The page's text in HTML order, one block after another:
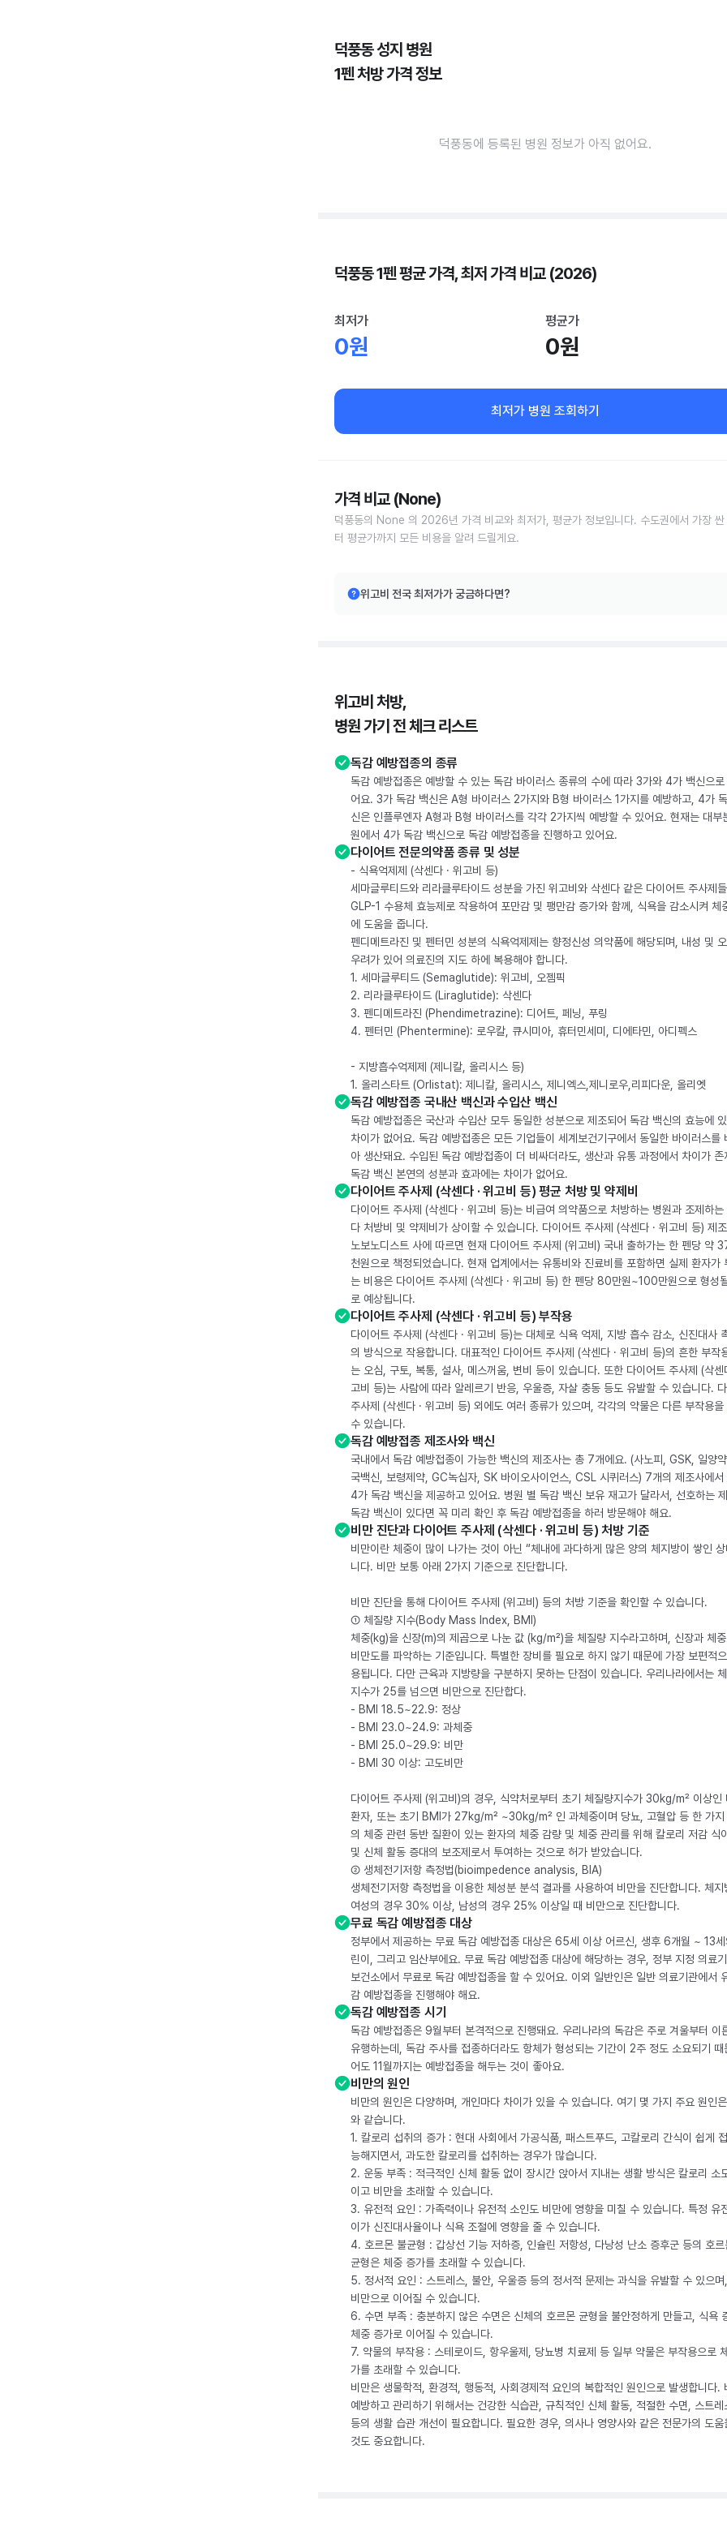
덕풍동 성지 병원
1펜 처방 가격 정보
덕풍동에 등록된 병원 정보가 아직 없어요.
덕풍동 1펜 평균 가격, 최저 가격 비교 (2026)
최저가
0원
평균가
0원
최저가 병원 조회하기
가격 비교 (None)
덕풍동의 None 의 2026년 가격 비교와 최저가, 평균가 정보입니다. 수도권에서 가장 싼
터 평균가까지 모든 비용을 알려 드릴게요.
위고비 전국 최저가가 궁금하다면?
위고비 처방,
병원 가기 전 체크 리스트
독감 예방접종의 종류
독감 예방접종은 예방할 수 있는 독감 바이러스 종류의 수에 따라 3가와 4가 백신으로
어요. 3가 독감 백신은 A형 바이러스 2가지와 B형 바이러스 1가지를 예방하고, 4가
신은 인플루엔자 A형과 B형 바이러스를 각각 2가지씩 예방할 수 있어요. 현재는 대부
원에서 4가 독감 백신으로 독감 예방접종을 진행하고 있어요.
다이어트 전문의약품 종류 및 성분
- 식욕억제제 (삭센다 · 위고비 등)
세마글루티드와 리라클루타이드 성분을 가진 위고비와 삭센다 같은 다이어트 주사제
GLP-1 수용체 효능제로 작용하여 포만감 및 팽만감 증가와 함께, 식욕을 감소시켜 체
에 도움을 줍니다.
펜디메트라진 및 펜터민 성분의 식욕억제제는 향정신성 의약품에 해당되며, 내성 및
우려가 있어 의료진의 지도 하에 복용해야 합니다.
1. 세마글루티드 (Semaglutide): 위고비, 오젬픽
2. 리라클루타이드 (Liraglutide): 삭센다
3. 펜디메트라진 (Phendimetrazine): 디어트, 페닝, 푸링
4. 펜터민 (Phentermine): 로우칼, 큐시미아, 휴터민세미, 디에타민, 아디펙스
- 지방흡수억제제 (제니칼, 올리시스 등)
1. 올리스타트 (Orlistat): 제니칼, 올리시스, 제니엑스,제니로우,리피다운, 올리엣
독감 예방접종 국내산 백신과 수입산 백신
독감 예방접종은 국산과 수입산 모두 동일한 성분으로 제조되어 독감 백신의 효능에
차이가 없어요. 독감 예방접종은 모든 기업들이 세계보건기구에서 동일한 바이러스를
아 생산돼요. 수입된 독감 예방접종이 더 비싸더라도, 생산과 유통 과정에서 차이가 존
독감 백신 본연의 성분과 효과에는 차이가 없어요.
다이어트 주사제 (삭센다 · 위고비 등) 평균 처방 및 약제비
다이어트 주사제 (삭센다 · 위고비 등)는 비급여 의약품으로 처방하는 병원과 조제하는
다 처방비 및 약제비가 상이할 수 있습니다. 다이어트 주사제 (삭센다 · 위고비 등) 제
노보노디스트 사에 따르면 현재 다이어트 주사제 (위고비) 국내 출하가는 한 펜당 약
천원으로 책정되었습니다. 현재 업계에서는 유통비와 진료비를 포함하면 실제 환자가
는 비용은 다이어트 주사제 (삭센다 · 위고비 등) 한 펜당 80만원~100만원으로 형성
로 예상됩니다.
다이어트 주사제 (삭센다 · 위고비 등) 부작용
다이어트 주사제 (삭센다 · 위고비 등)는 대체로 식욕 억제, 지방 흡수 감소, 신진대사
의 방식으로 작용합니다. 대표적인 다이어트 주사제 (삭센다 · 위고비 등)의 흔한 부작
는 오심, 구토, 복통, 설사, 메스꺼움, 변비 등이 있습니다. 또한 다이어트 주사제 (삭센
고비 등)는 사람에 따라 알레르기 반응, 우울증, 자살 충동 등도 유발할 수 있습니다.
주사제 (삭센다 · 위고비 등) 외에도 여러 종류가 있으며, 각각의 약물은 다른 부작용을
수 있습니다.
독감 예방접종 제조사와 백신
국내에서 독감 예방접종이 가능한 백신의 제조사는 총 7개에요. (사노피, GSK, 일양
국백신, 보령제약, GC녹십자, SK 바이오사이언스, CSL 시퀴러스) 7개의 제조사에서
4가 독감 백신을 제공하고 있어요. 병원 별 독감 백신 보유 재고가 달라서, 선호하는
독감 백신이 있다면 꼭 미리 확인 후 독감 예방접종을 하러 방문해야 해요.
비만 진단과 다이어트 주사제 (삭센다 · 위고비 등) 처방 기준
비만이란 체중이 많이 나가는 것이 아닌 “체내에 과다하게 많은 양의 체지방이 쌓인
니다. 비만 보통 아래 2가지 기준으로 진단합니다.
비만 진단을 통해 다이어트 주사제 (위고비) 등의 처방 기준을 확인할 수 있습니다.
① 체질량 지수(Body Mass Index, BMI)
체중(kg)을 신장(m)의 제곱으로 나눈 값 (kg/m²)을 체질량 지수라고하며, 신장과 체
비만도를 파악하는 기준입니다. 특별한 장비를 필요로 하지 않기 때문에 가장 보편적
용됩니다. 다만 근육과 지방량을 구분하지 못하는 단점이 있습니다. 우리나라에서는
지수가 25를 넘으면 비만으로 진단합다.
- BMI 18.5~22.9: 정상
- BMI 23.0~24.9: 과체중
- BMI 25.0~29.9: 비만
- BMI 30 이상: 고도비만
다이어트 주사제 (위고비)의 경우, 식약처로부터 초기 체질량지수가 30kg/m² 이상인
환자, 또는 초기 BMI가 27kg/m² ~30kg/m² 인 과체중이며 당뇨, 고혈압 등 한 가지
의 체중 관련 동반 질환이 있는 환자의 체중 감량 및 체중 관리를 위해 칼로리 저감 식
및 신체 활동 증대의 보조제로서 투여하는 것으로 허가 받았습니다.
② 생체전기저항 측정법(bioimpedence analysis, BIA)
생체전기저항 측정법을 이용한 체성분 분석 결과를 사용하여 비만을 진단합니다. 체지
여성의 경우 30% 이상, 남성의 경우 25% 이상일 때 비만으로 진단합니다.
무료 독감 예방접종 대상
정부에서 제공하는 무료 독감 예방접종 대상은 65세 이상 어르신, 생후 6개월 ~ 13
린이, 그리고 임산부에요. 무료 독감 예방접종 대상에 해당하는 경우, 정부 지정 의료
보건소에서 무료로 독감 예방접종을 할 수 있어요. 이외 일반인은 일반 의료기관에서
감 예방접종을 진행해야 해요.
독감 예방접종 시기
독감 예방접종은 9월부터 본격적으로 진행돼요. 우리나라의 독감은 주로 겨울부터 이
유행하는데, 독감 주사를 접종하더라도 항체가 형성되는 기간이 2주 정도 소요되기 때
어도 11월까지는 예방접종을 해두는 것이 좋아요.
비만의 원인
비만의 원인은 다양하며, 개인마다 차이가 있을 수 있습니다. 여기 몇 가지 주요 원인
와 같습니다.
1. 칼로리 섭취의 증가 : 현대 사회에서 가공식품, 패스트푸드, 고칼로리 간식이 쉽게
능해지면서, 과도한 칼로리를 섭취하는 경우가 많습니다.
2. 운동 부족 : 적극적인 신체 활동 없이 장시간 앉아서 지내는 생활 방식은 칼로리 소
이고 비만을 초래할 수 있습니다.
3. 유전적 요인 : 가족력이나 유전적 소인도 비만에 영향을 미칠 수 있습니다. 특정 유
이가 신진대사율이나 식욕 조절에 영향을 줄 수 있습니다.
4. 호르몬 불균형 : 갑상선 기능 저하증, 인슐린 저항성, 다낭성 난소 증후군 등의 호르
균형은 체중 증가를 초래할 수 있습니다.
5. 정서적 요인 : 스트레스, 불안, 우울증 등의 정서적 문제는 과식을 유발할 수 있으
비만으로 이어질 수 있습니다.
6. 수면 부족 : 충분하지 않은 수면은 신체의 호르몬 균형을 불안정하게 만들고, 식욕
체중 증가로 이어질 수 있습니다.
7. 약물의 부작용 : 스테로이드, 항우울제, 당뇨병 치료제 등 일부 약물은 부작용으로
가를 초래할 수 있습니다.
비만은 생물학적, 환경적, 행동적, 사회경제적 요인의 복합적인 원인으로 발생합니다.
예방하고 관리하기 위해서는 건강한 식습관, 규칙적인 신체 활동, 적절한 수면, 스트레
등의 생활 습관 개선이 필요합니다. 필요한 경우, 의사나 영양사와 같은 전문가의 도움
것도 중요합니다.